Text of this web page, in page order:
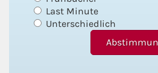
Last Minute
Unterschiedlich